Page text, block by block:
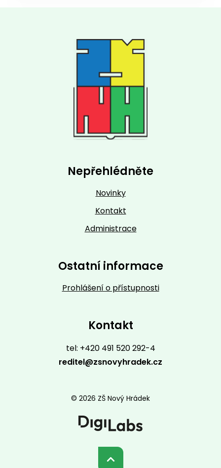
Nepřehlédněte
Novinky
Kontakt
Administrace
Ostatní informace
Prohlášení o přístupnosti
Kontakt
tel: +420 491 520 292-4
reditel@zsnovyhradek.cz
© 2026 ZŠ Nový Hrádek